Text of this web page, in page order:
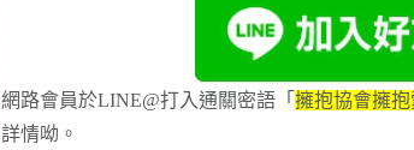
網路會員於LINE@打入通關密語「 擁抱協會擁抱
詳情呦。